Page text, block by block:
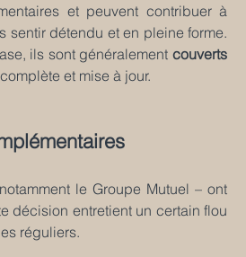
et peuvent contribuer à
sentir détendu et en pleine forme.
ils sont généralement couverts
et mise à jour.
le Groupe Mutuel – ont
décision entretient un certain flou
réguliers.